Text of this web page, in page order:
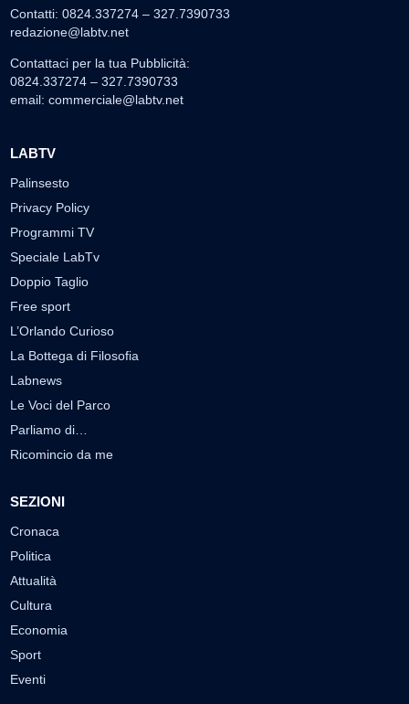
Contatti: 0824.337274 – 327.7390733
redazione@labtv.net
Contattaci per la tua Pubblicità:
0824.337274 – 327.7390733
email: commerciale@labtv.net
LABTV
Palinsesto
Privacy Policy
Programmi TV
Speciale LabTv
Doppio Taglio
Free sport
L’Orlando Curioso
La Bottega di Filosofia
Labnews
Le Voci del Parco
Parliamo di…
Ricomincio da me
SEZIONI
Cronaca
Politica
Attualità
Cultura
Economia
Sport
Eventi